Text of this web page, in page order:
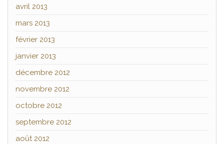
avril 2013
mars 2013
février 2013
janvier 2013
décembre 2012
novembre 2012
octobre 2012
septembre 2012
août 2012